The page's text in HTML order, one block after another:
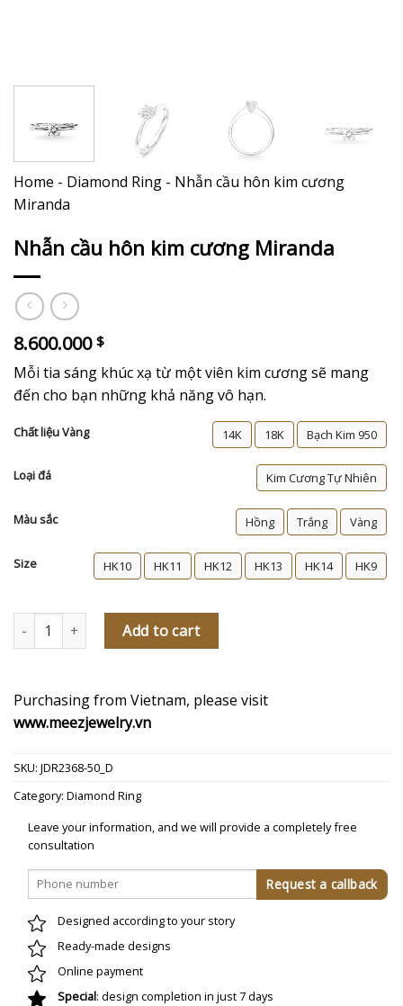
Home - Diamond Ring - Nhẫn cầu hôn kim cương
Miranda
Nhẫn cầu hôn kim cương Miranda
8.600.000 $
Mỗi tia sáng khúc xạ từ một viên kim cương sẽ mang
đến cho bạn những khả năng vô hạn.
Chất liệu Vàng 14K 18K Bạch Kim 950
Loại đá Kim Cương Tự Nhiên
Màu sắc Hồng Trắng Vàng
Size HK10 HK11 HK12 HK13 HK14 HK9
Nhẫn cầu hôn kim cương Miranda quantity
Add to cart
Purchasing from Vietnam, please visit
www.meezjewelry.vn
SKU: JDR2368-50_D
Category: Diamond Ring
Leave your information, and we will provide a completely free
consultation
Designed according to your story
Ready-made designs
Online payment
Special: design completion in just 7 days